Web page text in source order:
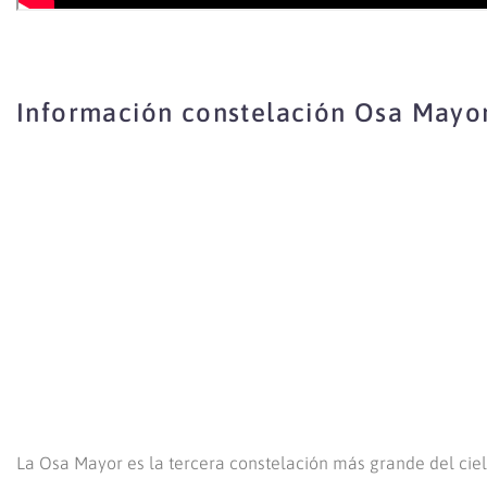
Información constelación Osa
La Osa Mayor es la tercera constelación más grande del